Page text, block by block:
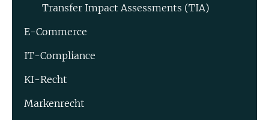
Transfer Impact Assessments (TIA)
E-Commerce
IT-Compliance
KI-Recht
Markenrecht